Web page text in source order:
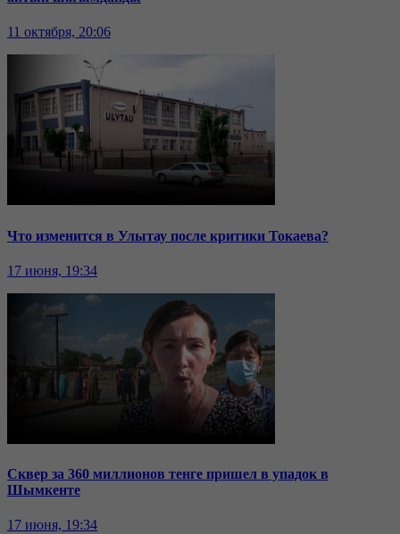
11 октября, 20:06
Что изменится в Улытау после критики Токаева?
17 июня, 19:34
Сквер за 360 миллионов тенге пришел в упадок в
Шымкенте
17 июня, 19:34